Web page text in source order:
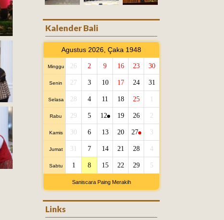
Kalender Bali
Agustus 2026, Çaka 1948
Minggu 26 2 9 16 23 30
Senin 27 3 10 17 24 31
Selasa 28 4 11 18 25
Rabu 29 5 12 19 26 2
Kamis 30 6 13 20 27 3
Jumat 31 7 14 21 28 4
Sabtu 1 8 15 22 29 5
Saniscara Paing Merakih
Links